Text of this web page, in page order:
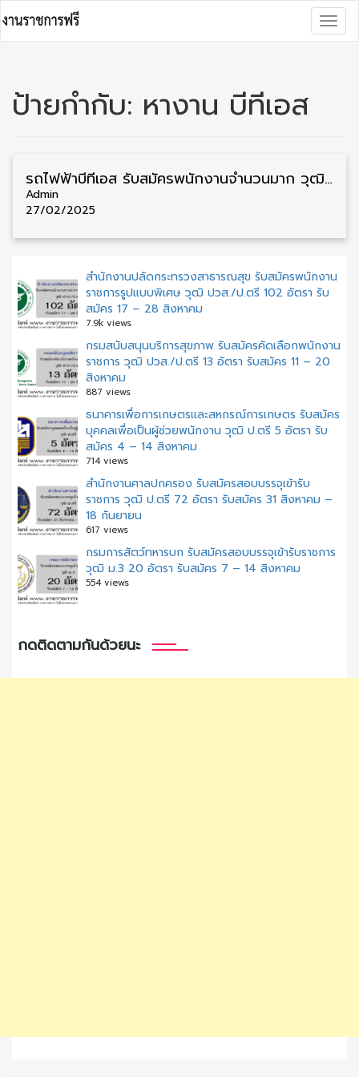
to
content
ป้ายกำกับ: หางาน บีทีเอส
รถไฟฟ้าบีทีเอส รับสมัครพนักงานจำนวนมาก วุฒิ ป.ตรี ทุกสาขา รับสมัครด้วยตนเอง
Admin
27/02/2025
สำนักงานปลัดกระทรวงสาธารณสุข รับสมัครพนักงาน
ราชการรูปแบบพิเศษ วุฒิ ปวส./ป.ตรี 102 อัตรา รับ
สมัคร 17 – 28 สิงหาคม
7.9k views
กรมสนับสนุนบริการสุขภาพ รับสมัครคัดเลือกพนักงาน
ราชการ วุฒิ ปวส./ป.ตรี 13 อัตรา รับสมัคร 11 – 20
สิงหาคม
887 views
ธนาคารเพื่อการเกษตรและสหกรณ์การเกษตร รับสมัคร
บุคคลเพื่อเป็นผู้ช่วยพนักงาน วุฒิ ป.ตรี 5 อัตรา รับ
สมัคร 4 – 14 สิงหาคม
714 views
สํานักงานศาลปกครอง รับสมัครสอบบรรจุเข้ารับ
ราชการ วุฒิ ป.ตรี 72 อัตรา รับสมัคร 31 สิงหาคม –
18 กันยายน
617 views
กรมการสัตว์ทหารบก รับสมัครสอบบรรจุเข้ารับราชการ
วุฒิ ม.3 20 อัตรา รับสมัคร 7 – 14 สิงหาคม
554 views
กดติดตามกันด้วยนะ